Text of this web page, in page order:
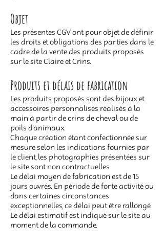
Objet
Les présentes CGV ont pour objet de définir
les droits et obligations des parties dans le
cadre de la vente des produits proposés
sur le site Claire et Crins.
Produits et délais de fabrication
Les produits proposés sont des bijoux et
accessoires personnalisés réalisés à la
main à partir de crins de cheval ou de
poils d’animaux.
Chaque création étant confectionnée sur
mesure selon les indications fournies par
le client, les photographies présentées sur
le site sont non contractuelles.
Le délai moyen de fabrication est de 15
jours ouvrés. En période de forte activité ou
dans certaines circonstances
exceptionnelles, ce délai peut être rallongé.
Le délai estimatif est indiqué sur le site au
moment de la commande.